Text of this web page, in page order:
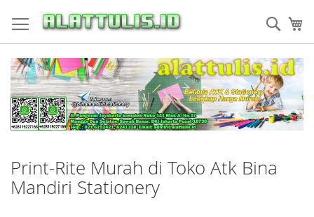
to
Content
Print-Rite Murah di Toko Atk Bina
Mandiri Stationery